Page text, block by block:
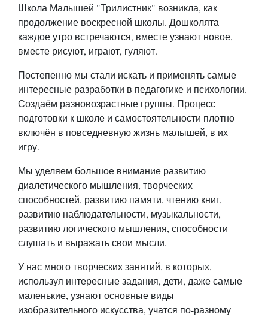
Школа Малышей "Трилистник" возникла, как
продолжение воскресной школы. Дошколята
каждое утро встречаются, вместе узнают новое,
вместе рисуют, играют, гуляют.
Постепенно мы стали искать и применять самые
интересные разработки в педагогике и психологии.
Создаём разновозрастные группы. Процесс
подготовки к школе и самостоятельности плотно
включён в повседневную жизнь малышей, в их
игру.
Мы уделяем большое внимание развитию
диалетического мышления, творческих
способностей, развитию памяти, чтению книг,
развитию наблюдательности, музыкальности,
развитию логического мышления, способности
слушать и выражать свои мысли.
У нас много творческих занятий, в которых,
используя интересные задания, дети, даже самые
маленькие, узнают основные виды
изобразительного искусства, учатся по-разному